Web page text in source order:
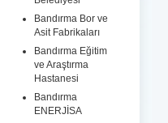
Bandırma Bor ve
Asit Fabrikaları
Bandırma Eğitim
ve Araştırma
Hastanesi
Bandırma
ENERJİSA